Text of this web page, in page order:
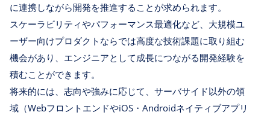
に連携しながら開発を推進することが求められます。
スケーラビリティやパフォーマンス最適化など、大規模ユ
ーザー向けプロダクトならでは高度な技術課題に取り組む
機会があり、エンジニアとして成長につながる開発経験を
積むことができます。
将来的には、志向や強みに応じて、サーバサイド以外の領
域（WebフロントエンドやiOS・Androidネイティブアプリ